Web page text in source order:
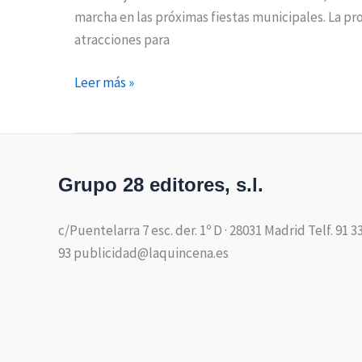
marcha en las próximas fiestas municipales. La
atracciones para
Leer más »
Grupo 28 editores, s.l.
c/Puentelarra 7 esc. der. 1º D · 28031 Madrid Telf. 91
93 publicidad@laquincena.es